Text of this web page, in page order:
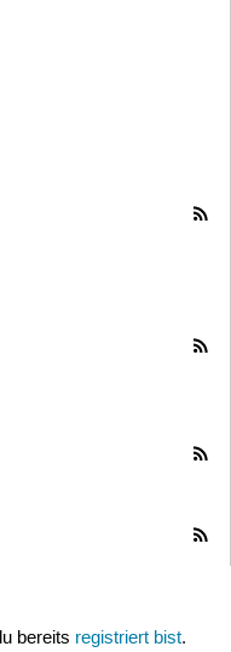
bereits registriert bist.